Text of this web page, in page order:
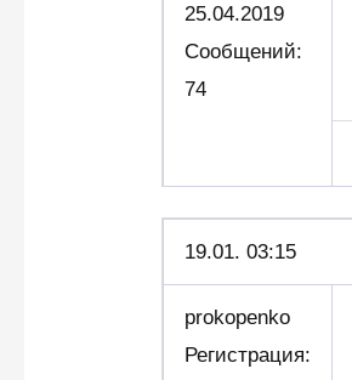
25.04.2019
Сообщений:
74
19.01. 03:15
prokopenko
Регистрация: